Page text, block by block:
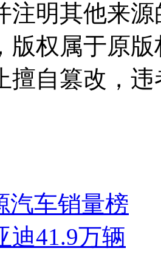
注明其他来
版权属于原
擅自篡改，